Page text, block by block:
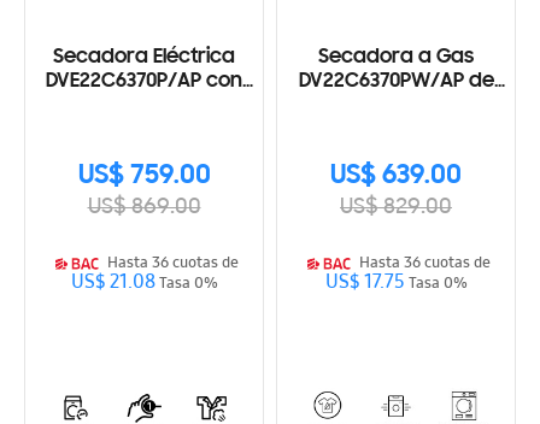
Secadora Eléctrica
DVE22C6370P/AP con
US$ 759.00
US$ 869.00
Hasta 36 cuotas de
US$ 21.08Tasa 0%
Secadora a Gas
DV22C6370PW/AP de
US$ 639.00
US$ 829.00
Hasta 36 cuotas de
US$ 17.75Tasa 0%